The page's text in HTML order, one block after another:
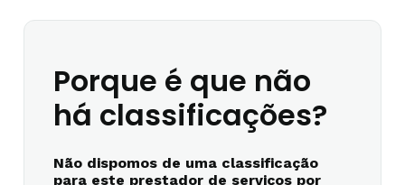
Porque é que não
há classificações?
Não dispomos de uma classificação
para este prestador de serviços por